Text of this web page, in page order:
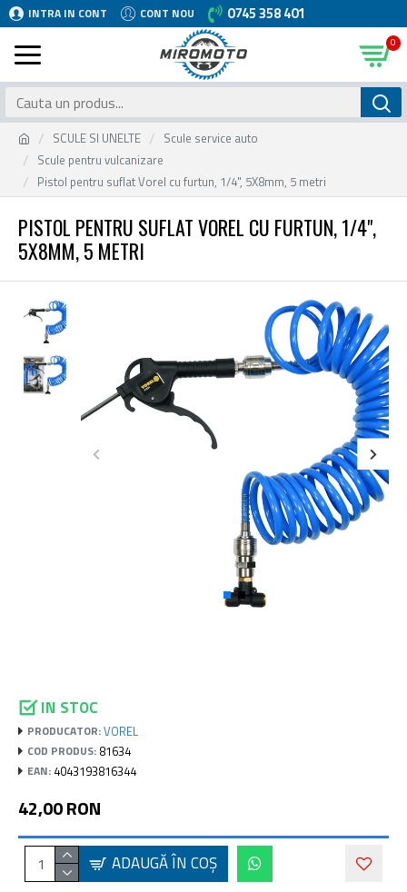
INTRA IN CONT CONT NOU 0745 358 401
0
SCULE SI UNELTE
Scule service auto
Scule pentru vulcanizare
Pistol pentru suflat Vorel cu furtun, 1/4", 5X8mm, 5 metri
PISTOL PENTRU SUFLAT VOREL CU FURTUN, 1/4",
5X8MM, 5 METRI
IN STOC
PRODUCATOR:VOREL
COD PRODUS: 81634
EAN: 4043193816344
42,00 RON
ADAUGĂ ÎN COŞ